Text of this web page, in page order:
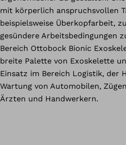
mit körperlich anspruchsvollen
beispielsweise Überkopfarbeit,
gesündere Arbeitsbedingungen
Bereich Ottobock Bionic
breite Palette von Exoskelette
Einsatz im Bereich Logistik, der
Wartung von Automobilen,
Ärzten und Handwerkern.